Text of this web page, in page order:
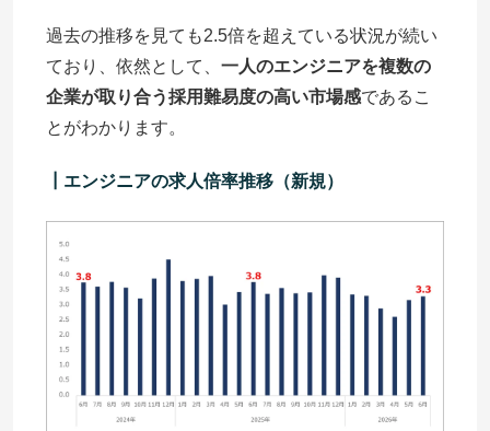
過去の推移を見ても2.5倍を超えている状況が続い
ており、依然として、 一人のエンジニアを複数の
企業が取り合う採用難易度の高い市場感であるこ
とがわかります。
┃エンジニアの求人倍率推移（新規）